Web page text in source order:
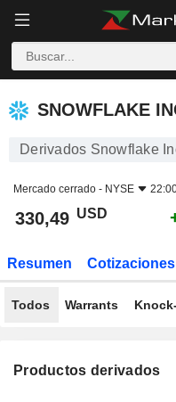
SNOWFLAKE INC.
SNOWFLAKE
Derivados Snowflake
Mercado cerrado - NYSE
330,49 USD
Resumen Cotizaciones
Todos Warrants
Productos derivados